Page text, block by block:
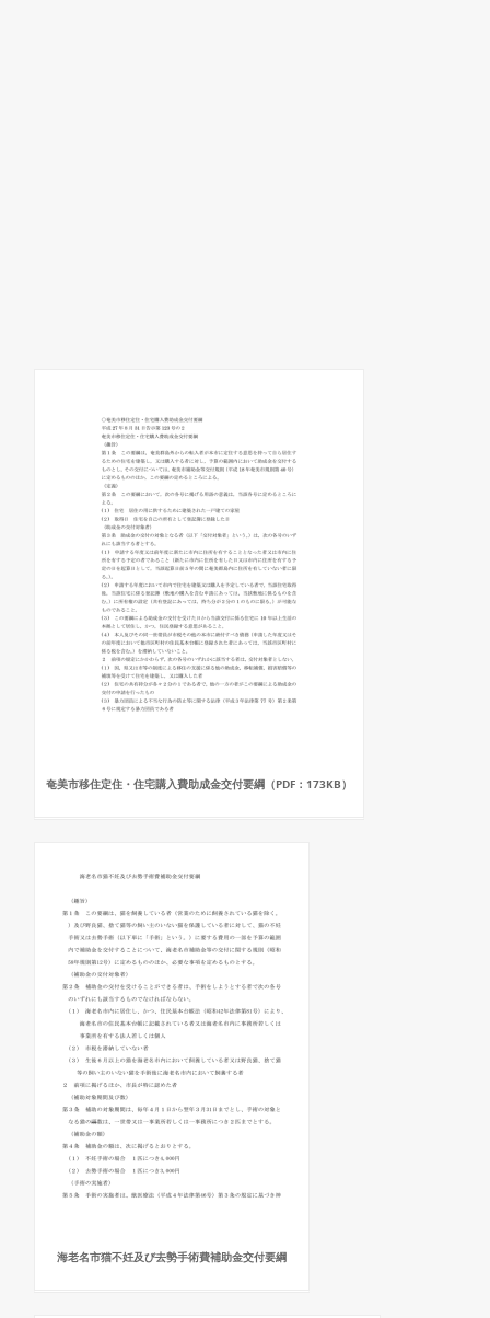
奄美市移住定住・住宅購入費助成金交付要綱（PDF：173KB）
海老名市猫不妊及び去勢手術費補助金交付要綱